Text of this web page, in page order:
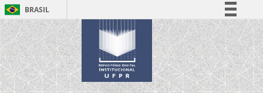
BRASIL
Simplifique!
Comunica BR
Participe
Acesso à informação